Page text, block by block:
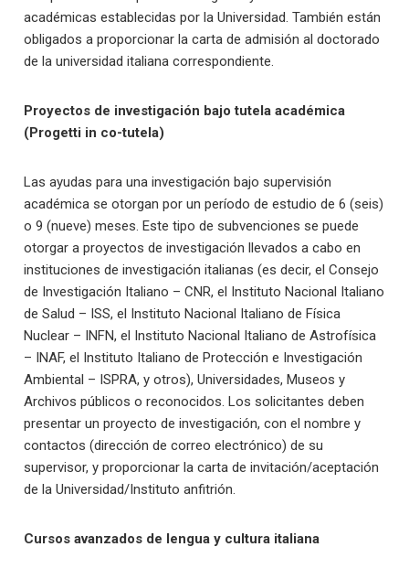
académicas establecidas por la Universidad. También están
obligados a proporcionar la carta de admisión al doctorado
de la universidad italiana correspondiente.
Proyectos de investigación bajo tutela académica
(Progetti in co-tutela)
Las ayudas para una investigación bajo supervisión
académica se otorgan por un período de estudio de 6 (seis)
o 9 (nueve) meses. Este tipo de subvenciones se puede
otorgar a proyectos de investigación llevados a cabo en
instituciones de investigación italianas (es decir, el Consejo
de Investigación Italiano – CNR, el Instituto Nacional Italiano
de Salud – ISS, el Instituto Nacional Italiano de Física
Nuclear – INFN, el Instituto Nacional Italiano de Astrofísica
– INAF, el Instituto Italiano de Protección e Investigación
Ambiental – ISPRA, y otros), Universidades, Museos y
Archivos públicos o reconocidos. Los solicitantes deben
presentar un proyecto de investigación, con el nombre y
contactos (dirección de correo electrónico) de su
supervisor, y proporcionar la carta de invitación/aceptación
de la Universidad/Instituto anfitrión.
Cursos avanzados de lengua y cultura italiana